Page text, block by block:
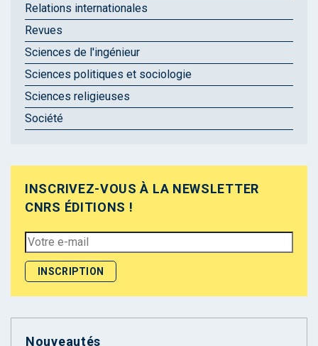
Relations internationales
Revues
Sciences de l'ingénieur
Sciences politiques et sociologie
Sciences religieuses
Société
INSCRIVEZ-VOUS À LA NEWSLETTER
CNRS ÉDITIONS !
Nouveautés